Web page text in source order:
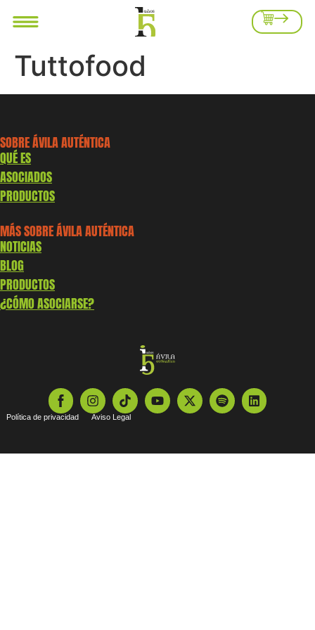
Tuttofood
SOBRE ÁVILA AUTÉNTICA
QUÉ ES
ASOCIADOS
PRODUCTOS
MÁS SOBRE ÁVILA AUTÉNTICA
NOTICIAS
BLOG
PRODUCTOS
¿CÓMO ASOCIARSE?
Política de privacidad Aviso Legal